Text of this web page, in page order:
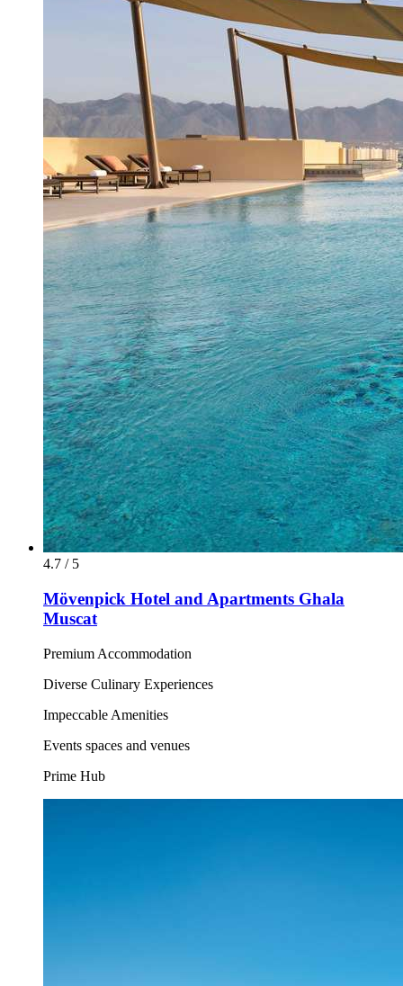
4.7 / 5
Mövenpick Hotel and Apartments Ghala
Muscat
Premium Accommodation
Diverse Culinary Experiences
Impeccable Amenities
Events spaces and venues
Prime Hub